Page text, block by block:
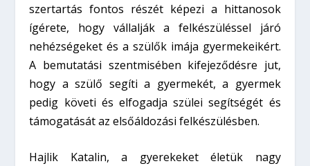
szertartás fontos részét képezi a hittanosok
ígérete, hogy vállalják a felkészüléssel járó
nehézségeket és a szülők imája gyermekeikért.
A bemutatási szentmisében kifejeződésre jut,
hogy a szülő segíti a gyermekét, a gyermek
pedig követi és elfogadja szülei segítségét és
támogatását az elsőáldozási felkészülésben.
Hajlik Katalin, a gyerekeket életük nagy